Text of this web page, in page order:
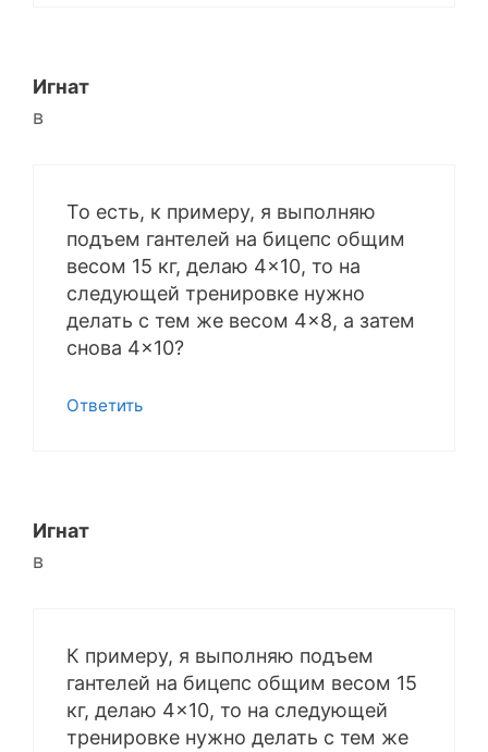
Игнат
в
То есть, к примеру, я выполняю
подъем гантелей на бицепс общим
весом 15 кг, делаю 4×10, то на
следующей тренировке нужно
делать с тем же весом 4×8, а затем
снова 4×10?
Ответить
Игнат
в
К примеру, я выполняю подъем
гантелей на бицепс общим весом 15
кг, делаю 4×10, то на следующей
тренировке нужно делать с тем же